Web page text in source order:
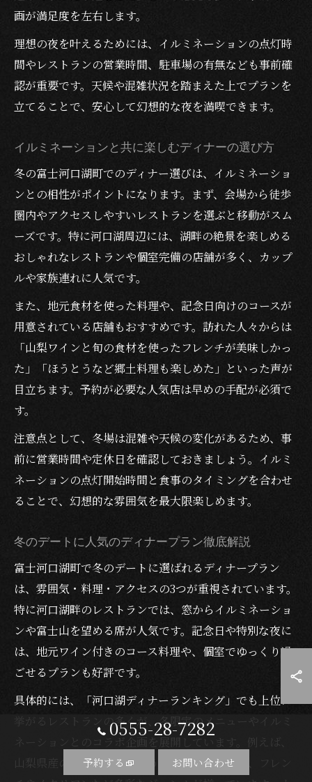
画が満足度を左右します。
理想の夜を叶えるためには、イルミネーションの点灯時
間やレストランの営業時間、駐車場の有無なども事前確
認が重要です。天候や混雑状況を踏まえた上でプランを
立てることで、安心して幻想的な夜を満喫できます。
イルミネーションと共に楽しむディナーの選び方
冬の富士河口湖町でのディナー選びは、イルミネーショ
ンとの相性がポイントになります。まず、会場から徒歩
圏内やアクセスしやすいレストランを選ぶと移動がスム
ーズです。特に河口湖周辺には、湖畔の絶景を楽しめる
おしゃれなレストランや個室完備の店舗が多く、カップ
ルや家族連れに人気です。
また、地元食材を使った料理や、記念日向けのコースが
用意されている店舗もおすすめです。訪れた人々からは
「山梨ワインと旬の食材を使ったフレンチが美味しかっ
た」「ほうとうなど郷土料理も楽しめた」といった声が
目立ちます。予約が必要な人気店は早めの手配が必須で
す。
注意点として、冬場は混雑や天候の変化があるため、事
前に営業時間や定休日を確認しておきましょう。イルミ
ネーションの点灯開始時間と食事のタイミングを合わせ
ることで、幻想的な雰囲気を最大限楽しめます。
冬のデートに人気のディナープラン徹底解説
富士河口湖町で冬のデートに選ばれるディナープラン
は、雰囲気・料理・アクセスの3つが重視されています。
特に河口湖畔のレストランでは、窓からイルミネーショ
ンや富士山を望める席が人気です。記念日や特別な夜に
は、地元ワイン付きのコース料理や、個室でゆっくり過
ごせるプランも好評です。
具体的には、「河口湖ディナーランキング」でも上位に
挙がるレストランの多くが、冬限定のメニューやイルミ
ネーションとのコラボ企画を展開しています。例えば、
山梨県産の新鮮な野菜やほうとうを使った和食、フレン
0555-28-7282
予約する お問い合わせ